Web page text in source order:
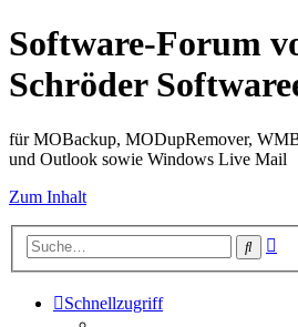
Software-Forum
Schröder
für MOBackup, MODupRemover,
und Outlook sowie Windows Live Mail
Zum Inhalt
Suche
Schnellzugriff